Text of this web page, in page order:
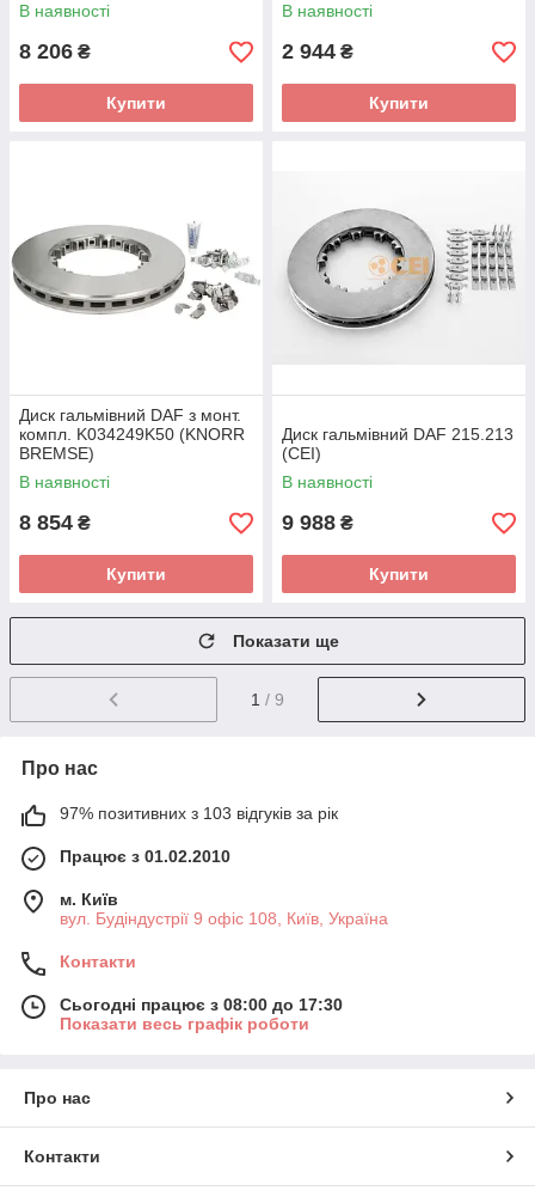
В наявності
8 206 ₴
Купити
В наявності
2 944 ₴
Купити
Диск гальмівний DAF з монт.
компл. K034249K50 (KNORR
BREMSE)
В наявності
8 854 ₴
Купити
Диск гальмівний DAF 215.213
(CEI)
В наявності
9 988 ₴
Купити
Показати ще
1 / 9
Про нас
97% позитивних з 103 відгуків за рік
Працює з 01.02.2010
м. Київ
вул. Будіндустрії 9 офіс 108, Київ, Україна
Контакти
Сьогодні працює з 08:00 до 17:30
Показати весь графік роботи
Про нас
Контакти